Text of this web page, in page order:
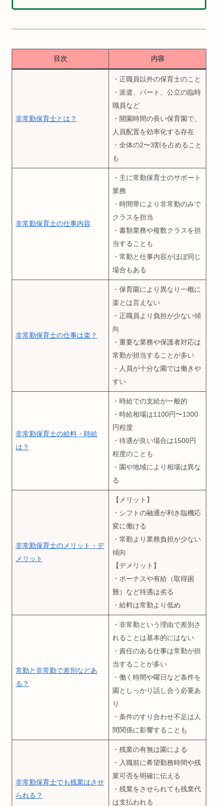
目次 内容
非常勤保育士とは？
・正職員以外の保育士のこと
・派遣、パート、公立の臨時
職員など
・開園時間の長い保育園で、
人員配置を効率化する存在
・全体の2〜3割を占めること
も
非常勤保育士の仕事内容
・主に常勤保育士のサポート
業務
・時間帯により非常勤のみで
クラスを担当
・書類業務や複数クラスを担
当することも
・常勤と仕事内容がほぼ同じ
場合もある
非常勤保育士の仕事は楽？
・保育園により異なり一概に
楽とは言えない
・正職員より負担が少ない傾
向
・重要な業務や保護者対応は
常勤が担当することが多い
・人員が十分な園では働きや
すい
非常勤保育士の給料・時給
は？
・時給での支給が一般的
・時給相場は1100円〜1300
円程度
・待遇が良い場合は1500円
程度のことも
・園や地域により相場は異な
る
非常勤保育士のメリット・デ
メリット
【メリット】
・シフトの融通が利き臨機応
変に働ける
・常勤より業務負担が少ない
傾向
【デメリット】
・ボーナスや有給（取得困
難）など待遇は劣る
・給料は常勤より低め
常勤と非常勤で差別などあ
る？
・非常勤という理由で差別さ
れることは基本的にはない
・責任のある仕事は常勤が担
当することが多い
・働く時間や曜日など条件を
園としっかり話し合う必要あ
り
・条件のすり合わせ不足は人
間関係に影響することも
非常勤保育士でも残業はさせ
られる？
・残業の有無は園による
・入職前に希望勤務時間や残
業可否を明確に伝える
・残業をさせられても残業代
は支払われる